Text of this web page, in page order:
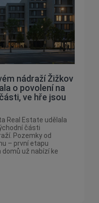
nádraží Žižkov
o povolení na
ve hře jsou
Real Estate udělala
části
Pozemky od
– první etapu
už nabízí ke